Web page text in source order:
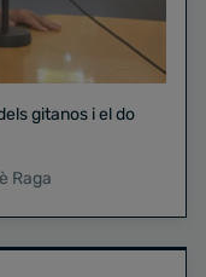
gitanos i el do
Raga